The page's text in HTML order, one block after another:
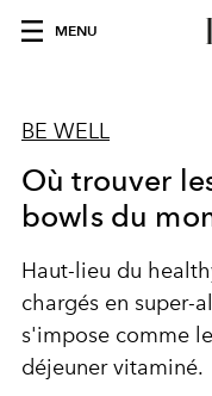
MENU
BE WELL
Où trouver
bowls du
Haut-lieu du
chargés en super-
s'impose comme
déjeuner vitaminé.